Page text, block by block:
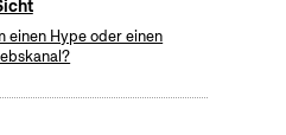
einen Hype oder einen